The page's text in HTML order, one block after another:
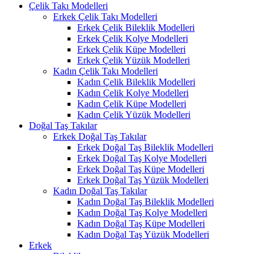
Çelik Takı Modelleri
Erkek Çelik Takı Modelleri
Erkek Çelik Bileklik Modelleri
Erkek Çelik Kolye Modelleri
Erkek Çelik Küpe Modelleri
Erkek Çelik Yüzük Modelleri
Kadın Çelik Takı Modelleri
Kadın Çelik Bileklik Modelleri
Kadın Çelik Kolye Modelleri
Kadın Çelik Küpe Modelleri
Kadın Çelik Yüzük Modelleri
Doğal Taş Takılar
Erkek Doğal Taş Takılar
Erkek Doğal Taş Bileklik Modelleri
Erkek Doğal Taş Kolye Modelleri
Erkek Doğal Taş Küpe Modelleri
Erkek Doğal Taş Yüzük Modelleri
Kadın Doğal Taş Takılar
Kadın Doğal Taş Bileklik Modelleri
Kadın Doğal Taş Kolye Modelleri
Kadın Doğal Taş Küpe Modelleri
Kadın Doğal Taş Yüzük Modelleri
Erkek